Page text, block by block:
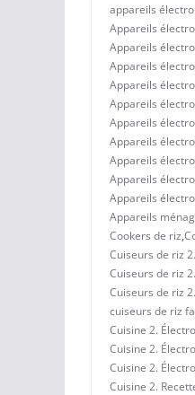
appareils
Appareils
Appareils
Appareils
Appareils
Appareils
Appareils
Appareils
Appareils
Appareils
Appareils
Appareils
Cookers de riz,
Cuiseurs de riz
Cuiseurs de riz
Cuiseurs de riz
cuiseurs de riz
Cuisine 2.
Cuisine 2.
Cuisine 2.
Cuisine 2.